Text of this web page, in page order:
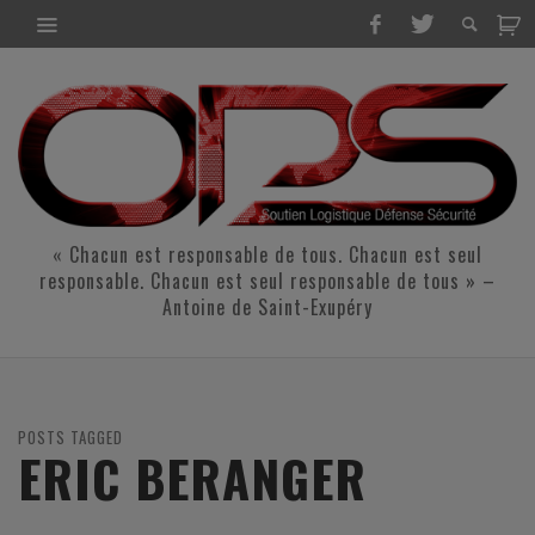
« Chacun est responsable de tous. Chacun est seul
responsable. Chacun est seul responsable de tous » –
Antoine de Saint-Exupéry
POSTS TAGGED
ERIC BERANGER